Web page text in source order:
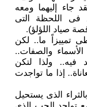
جاء إليهما ومعه
فى اللحظة التى
صياد اللؤلؤ).
تمييزاً ما.. لكن
والصفات..
فيه.. ولذا لتكن
إذا ما تواجدت
الذى يستحيل